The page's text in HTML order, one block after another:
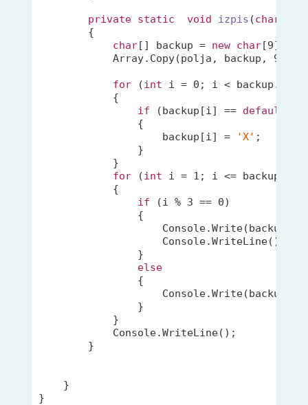
private static void izpis (char
{
char[] backup = new char[9];
            Array.Copy(polja, backup,
9
for (int i = 0 ; i <
            {
if (backup[i] == default
                {
                    backup[i] =
'X' ;
                }
            }
for (int i = 1 ; i <=
            {
if (i % 3 == 0)
                {
Console.Write(backup[i
                    Console.WriteLine();
                }
else
                {
Console.Write(backup[i
                }
            }
            Console.WriteLine();
        }
    }